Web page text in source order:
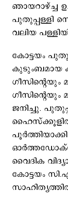
ഞായറാഴ്ച്ച
പുതുപ്പള്ളി
വലിയ
കോട്ടയം
കുടുംബമായ
ഗീസിന്റെയും
ഗീസിന്റെയും
ജനിച്ചു.
ഹൈസ്ക്കൂളിൽ
ഓർത്തഡോക്സ്
വൈദിക
കോട്ടയം